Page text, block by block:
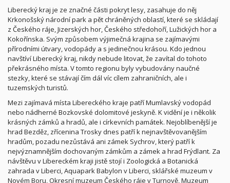
Liberecký kraj je ze značné části pokryt lesy, zasahuje do něj
Krkonošský národní park a pět chráněných oblastí, které se skládají
z Českého ráje, Jizerských hor, Českého středohoří, Lužických hor a
Kokořínska. Svým způsobem výjimečná krajina se zajímavými
přírodními útvary, vodopády a s jedinečnou krásou. Kdo jednou
navštíví Liberecký kraj, nikdy nebude litovat, že zavítal do tohoto
překrásného místa. V tomto regionu byly vybudovány naučné
stezky, které se stávají čím dál víc cílem zahraničních, ale i
tuzemských turistů.
Mezi zajímavá místa Libereckého kraje patří Mumlavský vodopád
nebo nádherné Bozkovské dolomitové jeskyně. K vidění je i několik
krásných zámků a hradů, ale i církevních památek. Nejoblíbenější je
hrad Bezděz, zřícenina Trosky dnes patří k nejnavštěvovanějším
hradům, pozadu nezůstává ani zámek Sychrov, který patří k
nejvýznamnějším dochovaným zámkům a zámek a hrad Frýdlant. Za
návštěvu v Libereckém kraji jistě stojí i Zoologická a Botanická
zahrada v Liberci, Aquapark Babylon v Liberci, sklářské muzeum v
Novém Boru, Okresní muzeum Českého ráje v Turnově, Muzeum